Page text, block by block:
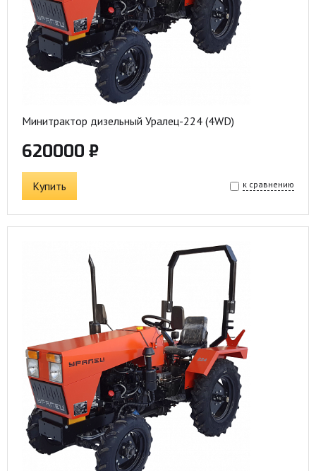
Минитрактор дизельный Уралец-224 (4WD)
620000 ₽
Купить к сравнению